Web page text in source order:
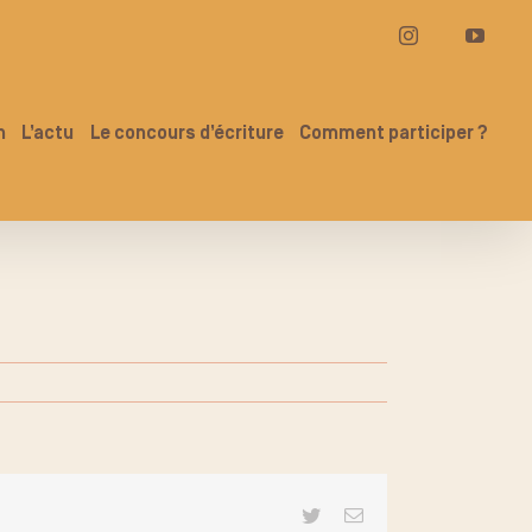
Instagram
L’actu Le concours d’écriture Comment participer ?
TwitterEmail